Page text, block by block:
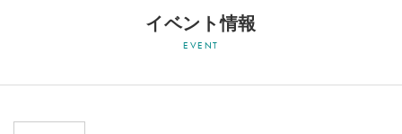
イベント情報